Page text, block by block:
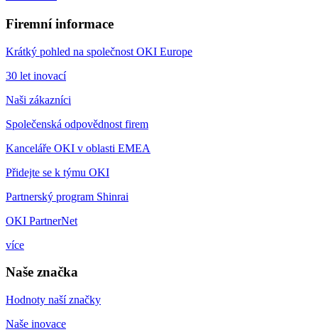
Firemní informace
Krátký pohled na společnost OKI Europe
30 let inovací
Naši zákazníci
Společenská odpovědnost firem
Kanceláře OKI v oblasti EMEA
Přidejte se k týmu OKI
Partnerský program Shinrai
OKI PartnerNet
více
Naše značka
Hodnoty naší značky
Naše inovace